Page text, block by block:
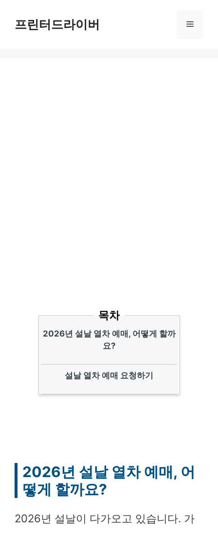
content프린터드라이버 Menu
목차
2026년 설날 열차 예매, 어떻게 할까
요?
설날 열차 예매 요청하기
2026년 설날 열차 예매, 어
떻게 할까요?
2026년 설날이 다가오고 있습니다. 가